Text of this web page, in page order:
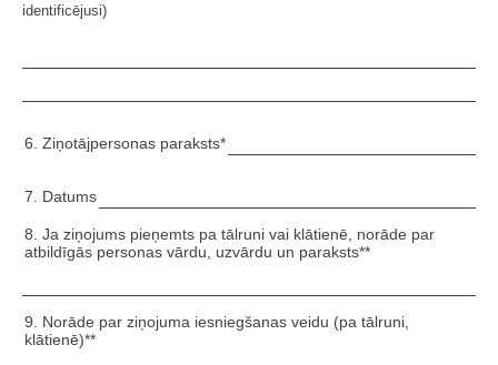
identificējusi)
6. Ziņotājpersonas paraksts*
7. Datums
8. Ja ziņojums pieņemts pa tālruni vai klātienē, norāde par
atbildīgās personas vārdu, uzvārdu un paraksts**
9. Norāde par ziņojuma iesniegšanas veidu (pa tālruni,
klātienē)**